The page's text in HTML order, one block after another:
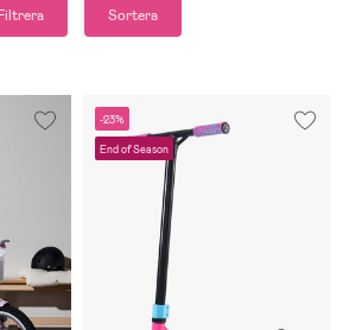
Sortera
-23%
End of Season